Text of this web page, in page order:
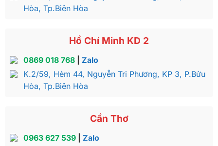
Hòa, Tp.Biên Hòa
Hồ Chí Minh KD 2
0869 018 768| Zalo
K.2/59, Hẻm 44, Nguyễn Tri Phương, KP 3, P.Bửu
Hòa, Tp.Biên Hòa
Cần Thơ
0963 627 539| Zalo